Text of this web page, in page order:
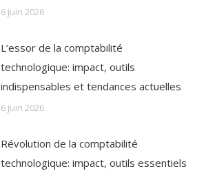
6 juin 2026
L’essor de la comptabilité
technologique: impact, outils
indispensables et tendances actuelles
6 juin 2026
Révolution de la comptabilité
technologique: impact, outils essentiels